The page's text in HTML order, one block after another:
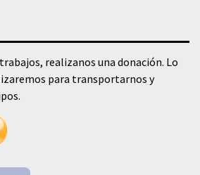
realizanos una donación. Lo
para transportarnos y